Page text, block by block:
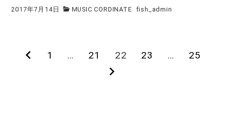
2017年7月14日 MUSIC CORDINATE fish_admin
投
前1 … 21 22 23 …
25
次